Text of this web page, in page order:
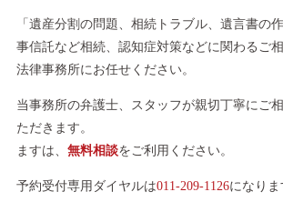
「遺産分割の問題、相続トラブル、遺言書の
事信託など相続、認知症対策などに関わるご
法律事務所にお任せください。
当事務所の弁護士、スタッフが親切丁寧にご
ただきます。
ますは、 無料相談をご利用ください。
予約受付専用ダイヤルは011-209-1126になりま